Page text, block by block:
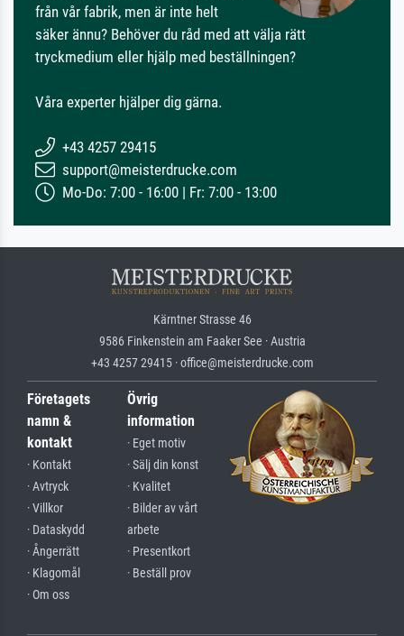
från vår fabrik, men är inte helt
säker ännu? Behöver du råd med att välja rätt
tryckmedium eller hjälp med beställningen?
Våra experter hjälper dig gärna.
+43 4257 29415
support@meisterdrucke.com
Mo-Do: 7:00 - 16:00 | Fr: 7:00 - 13:00
Kärntner Strasse 46
9586 Finkenstein am Faaker See · Austria
+43 4257 29415 · office@meisterdrucke.com
Företagets
namn &
kontakt
· Kontakt
· Avtryck
· Villkor
· Dataskydd
· Ångerrätt
· Klagomål
· Om oss
Övrig
information
· Eget motiv
· Sälj din konst
· Kvalitet
· Bilder av vårt
arbete
· Presentkort
· Beställ prov